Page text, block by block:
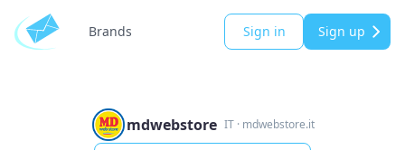
Brands Sign in Sign up
mdwebstore IT · mdwebstore.it